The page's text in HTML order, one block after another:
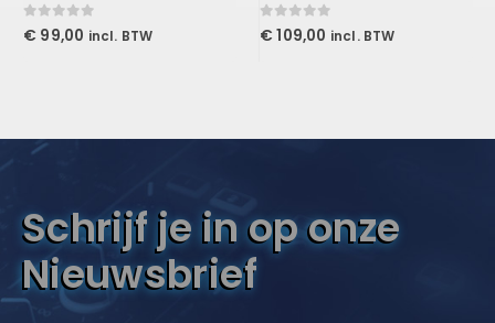
0out of 5
€ 99,00 incl. BTW 0out of 5
€ 109,00 incl. BTW
Schrijf je in op onze
Nieuwsbrief